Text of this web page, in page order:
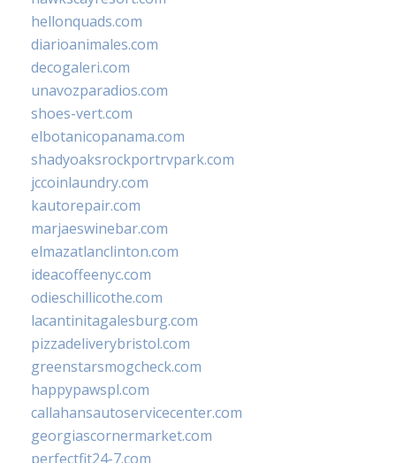
hellonquads.com
diarioanimales.com
decogaleri.com
unavozparadios.com
shoes-vert.com
elbotanicopanama.com
shadyoaksrockportrvpark.com
jccoinlaundry.com
kautorepair.com
marjaeswinebar.com
elmazatlanclinton.com
ideacoffeenyc.com
odieschillicothe.com
lacantinitagalesburg.com
pizzadeliverybristol.com
greenstarsmogcheck.com
happypawspl.com
callahansautoservicecenter.com
georgiascornermarket.com
perfectfit24-7.com